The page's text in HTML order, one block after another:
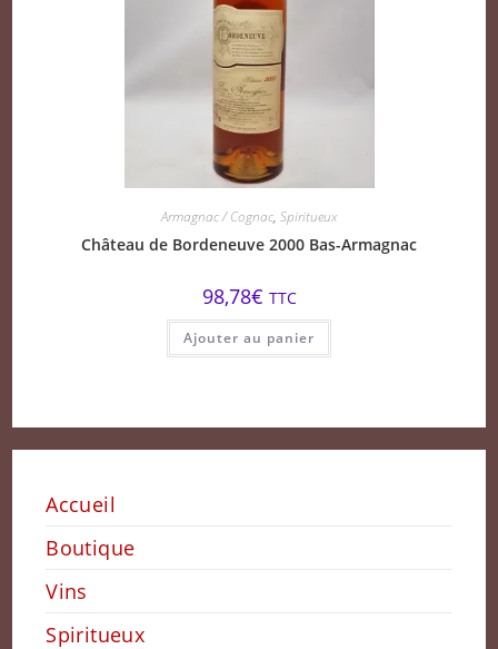
Armagnac / Cognac, Spiritueux
Château de Bordeneuve 2000 Bas-Armagnac
98,78€ TTC
Ajouter au panier
Accueil
Boutique
Vins
Spiritueux